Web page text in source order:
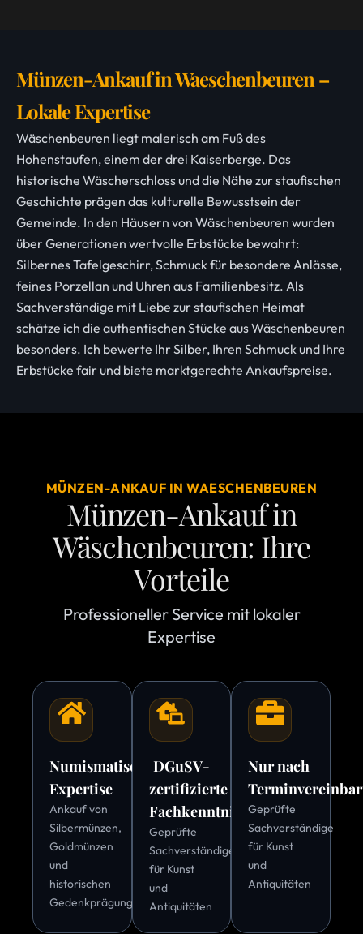
Münzen-Ankauf in Waeschenbeuren –
Lokale Expertise
Wäschenbeuren liegt malerisch am Fuß des
Hohenstaufen, einem der drei Kaiserberge. Das
historische Wäscherschloss und die Nähe zur staufischen
Geschichte prägen das kulturelle Bewusstsein der
Gemeinde. In den Häusern von Wäschenbeuren wurden
über Generationen wertvolle Erbstücke bewahrt:
Silbernes Tafelgeschirr, Schmuck für besondere Anlässe,
feines Porzellan und Uhren aus Familienbesitz. Als
Sachverständige mit Liebe zur staufischen Heimat
schätze ich die authentischen Stücke aus Wäschenbeuren
besonders. Ich bewerte Ihr Silber, Ihren Schmuck und Ihre
Erbstücke fair und biete marktgerechte Ankaufspreise.
MÜNZEN-ANKAUF IN WAESCHENBEUREN
Münzen-Ankauf in
Wäschenbeuren: Ihre
Vorteile
Professioneller Service mit lokaler
Expertise
Numismatische
Expertise
Ankauf von
Silbermünzen,
Goldmünzen
und
historischen
Gedenkprägungen
DGuSV-
zertifizierte
Fachkenntnis
Geprüfte
Sachverständige
für Kunst
und
Antiquitäten
Nur nach
Geprüfte
Sachverständige
für Kunst
und
Antiquitäten